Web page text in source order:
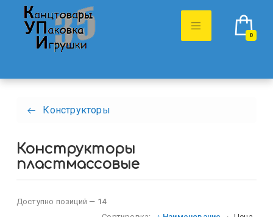
0
Конструкторы
Конструкторы
пластмассовые
Доступно позиций — 14